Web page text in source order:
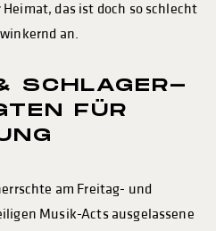
das ist doch so schlecht
an.
SCHLAGER-
FÜR
am Freitag- und
Musik-Acts ausgelassene